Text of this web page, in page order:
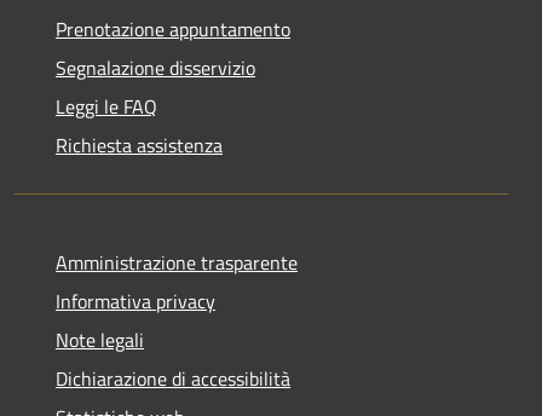
Prenotazione appuntamento
Segnalazione disservizio
Leggi le FAQ
Richiesta assistenza
Amministrazione trasparente
Informativa privacy
Note legali
Dichiarazione di accessibilità